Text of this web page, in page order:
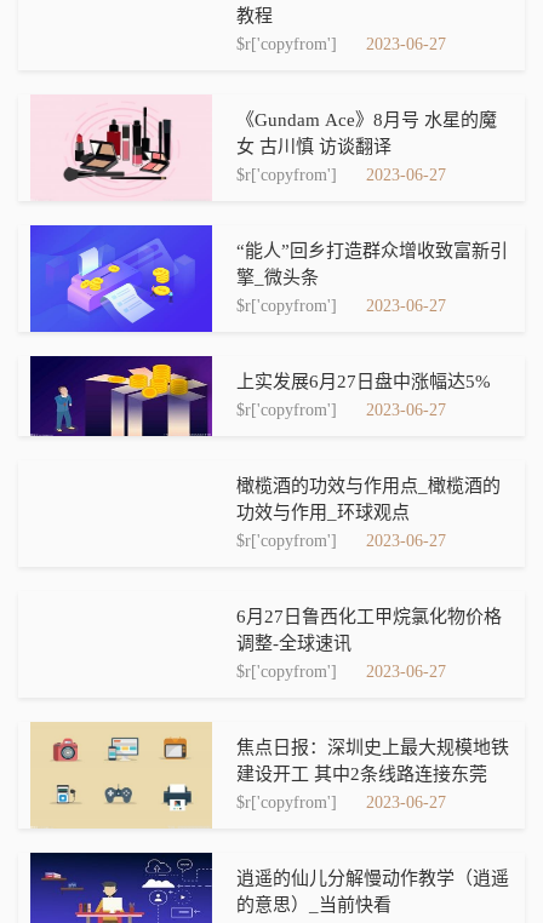
教程
$r['copyfrom'] 2023-06-27
《Gundam Ace》8月号 水星的魔
女 古川慎 访谈翻译
$r['copyfrom'] 2023-06-27
“能人”回乡打造群众增收致富新引
擎_微头条
$r['copyfrom'] 2023-06-27
上实发展6月27日盘中涨幅达5%
$r['copyfrom'] 2023-06-27
橄榄酒的功效与作用点_橄榄酒的
功效与作用_环球观点
$r['copyfrom'] 2023-06-27
6月27日鲁西化工甲烷氯化物价格
调整-全球速讯
$r['copyfrom'] 2023-06-27
焦点日报：深圳史上最大规模地铁
建设开工 其中2条线路连接东莞
$r['copyfrom'] 2023-06-27
逍遥的仙儿分解慢动作教学（逍遥
的意思）_当前快看